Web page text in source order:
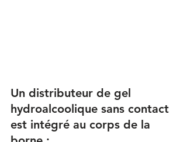
Un distributeur de gel
hydroalcoolique sans contact
est intégré au corps de la